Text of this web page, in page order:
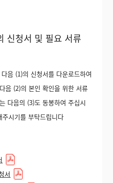
신청서 및 필요 서류
음 (1)의 신청서를 다운로드하여
음 (2)의 본인 확인을 위한 서류
다음의 (3)도 동봉하여 주십시
시기를 부탁드립니다
서